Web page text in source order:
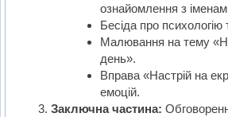
ознайомлення з
Бесіда про психологію
Малювання на тему
день».
Вправа «Настрій на
емоцій.
Заключна частина: